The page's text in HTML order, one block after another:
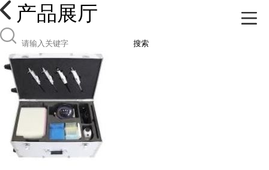
产品展厅
搜索